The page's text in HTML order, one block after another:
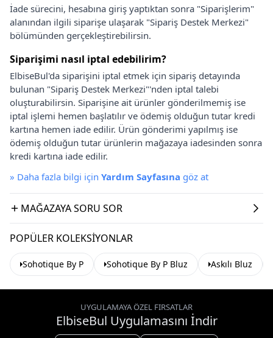
İade sürecini, hesabına giriş yaptıktan sonra "Siparişlerim"
alanından ilgili siparişe ulaşarak "Sipariş Destek Merkezi"
bölümünden gerçekleştirebilirsin.
Siparişimi nasıl iptal edebilirim?
ElbiseBul'da siparişini iptal etmek için sipariş detayında
bulunan "Sipariş Destek Merkezi"'nden iptal talebi
oluşturabilirsin. Siparişine ait ürünler gönderilmemiş ise
iptal işlemi hemen başlatılır ve ödemiş olduğun tutar kredi
kartına hemen iade edilir. Ürün gönderimi yapılmış ise
ödemiş olduğun tutar ürünlerin mağazaya iadesinden sonra
kredi kartına iade edilir.
» Daha fazla bilgi için Yardım Sayfasına göz at
MAĞAZAYA SORU SOR
POPÜLER KOLEKSIYONLAR
Sohotique By P Sohotique By P Bluz Askılı Bluz
UYGULAMAYA ÖZEL FIRSATLAR
ElbiseBul Uygulamasını İndir